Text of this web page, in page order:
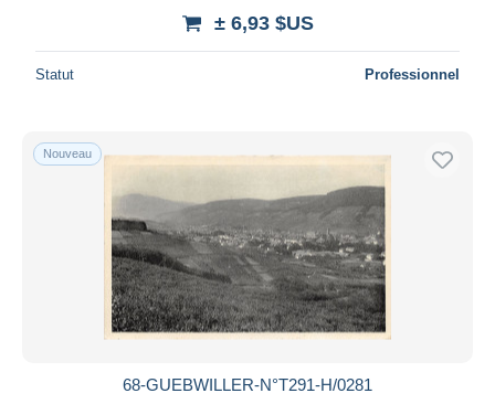
± 6,93 $US
Statut Professionnel
Nouveau
68-GUEBWILLER-N°T291-H/0281